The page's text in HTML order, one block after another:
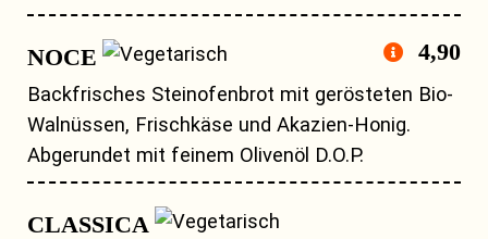
NOCE 4,90
Backfrisches Steinofenbrot mit gerösteten Bio-
Walnüssen, Frischkäse und Akazien-Honig.
Abgerundet mit feinem Olivenöl D.O.P.
CLASSICA